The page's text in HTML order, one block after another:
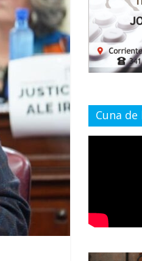
Cuna